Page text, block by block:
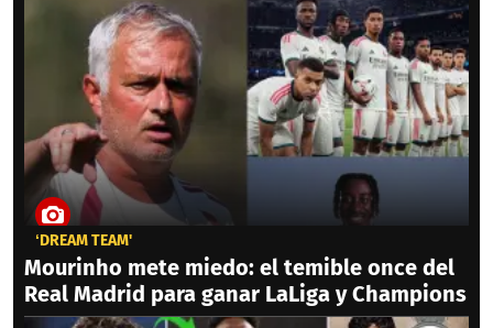
‘DREAM TEAM'
Mourinho mete miedo: el temible once del
Real Madrid para ganar LaLiga y Champions